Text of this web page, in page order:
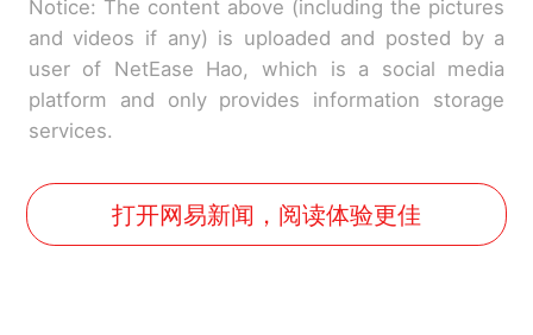
Notice: The content above (including the pictures
and videos if any) is uploaded and posted by a
user of NetEase Hao, which is a social media
platform and only provides information storage
services.
打开网易新闻，阅读体验更佳